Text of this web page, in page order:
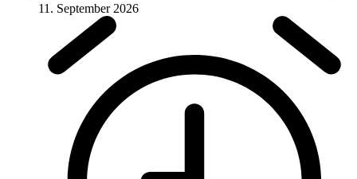
11. September 2026